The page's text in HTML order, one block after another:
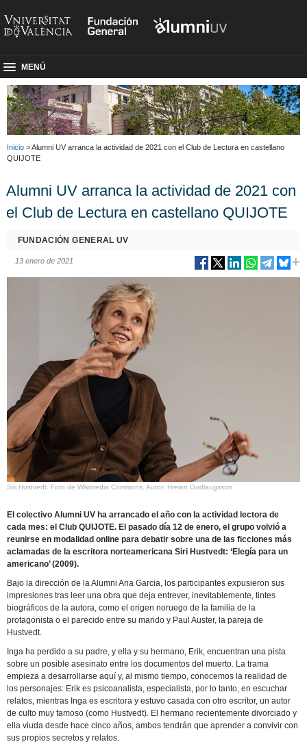
MENÚ
Inicio > Alumni UV arranca la actividad de 2021 con el Club de Lectura en castellano
QUIJOTE
Alumni UV arranca la actividad de 2021 con
el Club de Lectura en castellano QUIJOTE
FUNDACIÓN GENERAL UV
13 enero de 2021
Siri Hustvedt. Foto de Wikimedia Commons. Autor: Hreinn Gudlaugsson.
El colectivo Alumni UV ha arrancado el año con la actividad lectora de
cada mes: el Club QUIJOTE. El pasado día 12 de enero, el grupo volvió a
reunirse en modalidad online para debatir sobre una de las ficciones más
aclamadas de la escritora norteamericana Siri Hustvedt: ‘Elegía para un
americano’ (2009).
Bajo la dirección de la Alumni Ana Garcia, los participantes expusieron sus
impresiones tras leer una obra que deja entrever, inevitablemente, tintes
biográficos de la autora, como el origen noruego de la familia de la
protagonista o el parecido entre su marido y Paul Auster, la pareja de
Hustvedt.
Inga ha perdido a su padre, y ella y su hermano, Erik, encuentran una pista
sobre un posible asesinato entre los documentos del muerto. La trama
empieza a desarrollarse aquí y, al mismo tiempo, conocemos la realidad de
los personajes: Erik es psicoanalista, especialista, por lo tanto, en escuchar
relatos, mientras Inga es escritora y estuvo casada con otro escritor, un autor
de culto muy famoso (como Hustvedt). El hermano recientemente divorciado y
ella viuda desde hace cinco años, ambos tendrán que aprender a convivir con
sus propios secretos y relatos.